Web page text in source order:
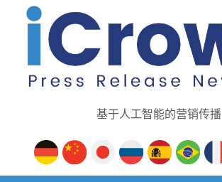
基于人工智能的营销传播